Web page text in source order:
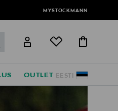
MYSTOCKMANN
label.header.go
EESTI
OUTLET